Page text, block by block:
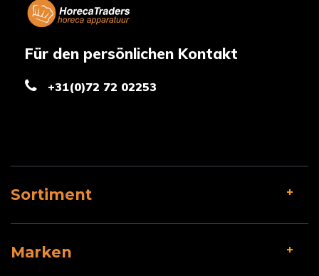
Für den persönlichen Kontakt
+31(0)72 72 02253
Sortiment
Marken